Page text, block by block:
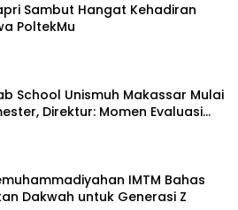
Sambut Hangat Kehadiran
PoltekMu
School Unismuh Makassar Mulai
Direktur: Momen Evaluasi
IMTM Bahas
Dakwah untuk Generasi Z